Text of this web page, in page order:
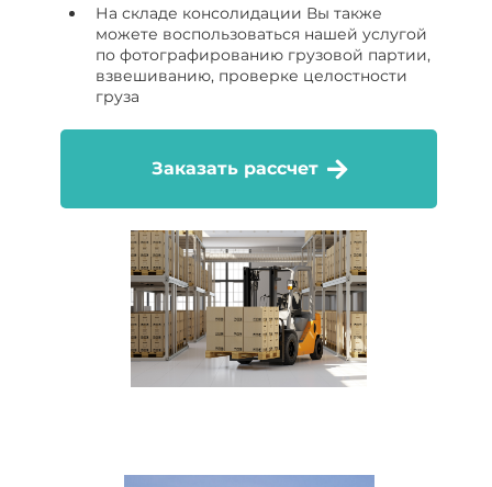
На складе консолидации Вы также
можете воспользоваться нашей услугой
по фотографированию грузовой партии,
взвешиванию, проверке целостности
груза
Заказать рассчет